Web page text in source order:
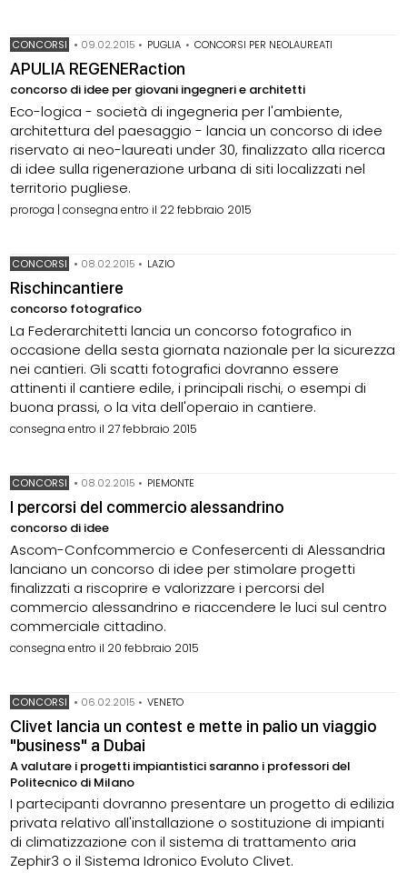
CONCORSI • 09.02.2015 • PUGLIA • CONCORSI PER NEOLAUREATI
APULIA REGENERaction
concorso di idee per giovani ingegneri e architetti
Eco-logica - società di ingegneria per l'ambiente,
architettura del paesaggio - lancia un concorso di idee
riservato ai neo-laureati under 30, finalizzato alla ricerca
di idee sulla rigenerazione urbana di siti localizzati nel
territorio pugliese.
proroga | consegna entro il 22 febbraio 2015
CONCORSI • 08.02.2015 • LAZIO
Rischincantiere
concorso fotografico
La Federarchitetti lancia un concorso fotografico in
occasione della sesta giornata nazionale per la sicurezza
nei cantieri. Gli scatti fotografici dovranno essere
attinenti il cantiere edile, i principali rischi, o esempi di
buona prassi, o la vita dell'operaio in cantiere.
consegna entro il 27 febbraio 2015
CONCORSI • 08.02.2015 • PIEMONTE
I percorsi del commercio alessandrino
concorso di idee
Ascom-Confcommercio e Confesercenti di Alessandria
lanciano un concorso di idee per stimolare progetti
finalizzati a riscoprire e valorizzare i percorsi del
commercio alessandrino e riaccendere le luci sul centro
commerciale cittadino.
consegna entro il 20 febbraio 2015
CONCORSI • 06.02.2015 • VENETO
Clivet lancia un contest e mette in palio un viaggio
"business" a Dubai
A valutare i progetti impiantistici saranno i professori del
Politecnico di Milano
I partecipanti dovranno presentare un progetto di edilizia
privata relativo all'installazione o sostituzione di impianti
di climatizzazione con il sistema di trattamento aria
Zephir3 o il Sistema Idronico Evoluto Clivet.